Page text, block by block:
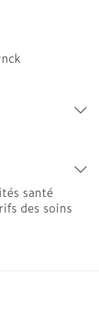
santé
des soins